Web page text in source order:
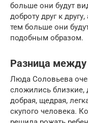
больше они будут
доброту друг к
тем больше они
подобным образом.
Разница
Люда Соловьева
сложились
добрая, щедрая,
скупого человека.